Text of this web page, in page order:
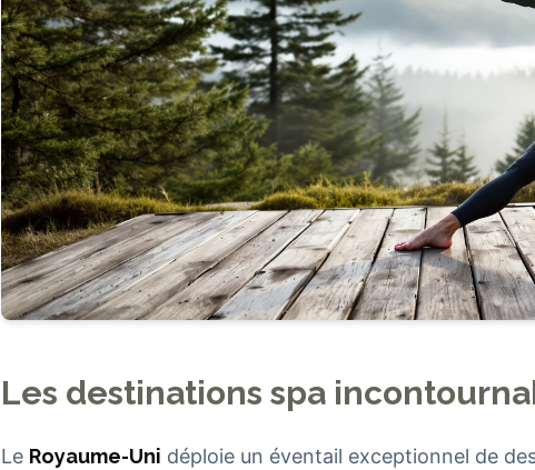
Les destinations spa
Le Royaume-Uni déploie un éventail exceptionnel de